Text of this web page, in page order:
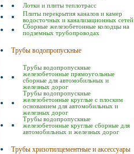
Лотки и плиты теплотрасс
Плиты перекрытия каналов и камер
водосточных и канализационных сетей
Сборные железобетонные колодцы на
подземных трубопроводах
Трубы водопропускные
Трубы водопропускные
железобетонные прямоугольные
сборные для автомобильных и
железных дорог
Трубы водопропускные
железобетонные круглые с плоским
основанием для автомобильных и
железных дорог
Трубы водопропускные
железобетонные круглые сборные для
автомобильных и железных дорог
Трубы хризотилцементные и аксессуары